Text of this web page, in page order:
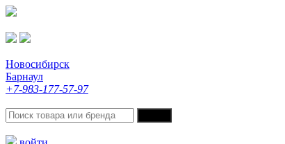
Новосибирск
Барнаул
+7-983-177-57-97